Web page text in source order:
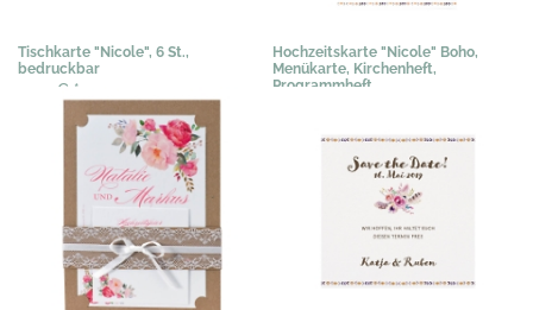
Tischkarte "Nicole", 6 St.,
bedruckbar
3,03 € *
Hochzeitskarte "Nicole" Boho,
Menükarte, Kirchenheft,
Programmheft